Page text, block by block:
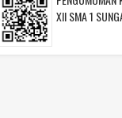
XII SMA 1